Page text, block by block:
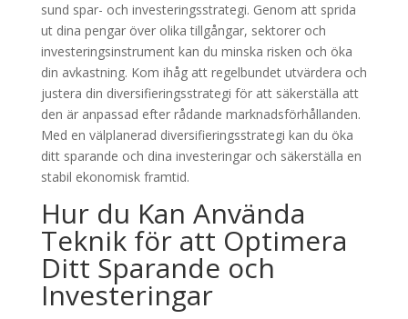
sund spar- och investeringsstrategi. Genom att sprida
ut dina pengar över olika tillgångar, sektorer och
investeringsinstrument kan du minska risken och öka
din avkastning. Kom ihåg att regelbundet utvärdera och
justera din diversifieringsstrategi för att säkerställa att
den är anpassad efter rådande marknadsförhållanden.
Med en välplanerad diversifieringsstrategi kan du öka
ditt sparande och dina investeringar och säkerställa en
stabil ekonomisk framtid.
Hur du Kan Använda
Teknik för att Optimera
Ditt Sparande och
Investeringar